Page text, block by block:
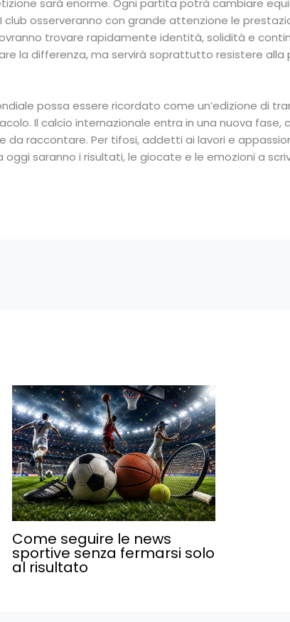
sarà enorme. Ogni partita potrà cambiare
osserveranno con grande attenzione le
trovare rapidamente identità, solidità e
la differenza, ma servirà soprattutto resistere alla
possa essere ricordato come un’edizione di
Il calcio internazionale entra in una nuova fase,
da raccontare. Per tifosi, addetti ai lavori e
saranno i risultati, le giocate e le emozioni a
Come seguire le news
sportive senza fermarsi solo
al risultato